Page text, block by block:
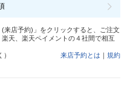
店予約)」をクリックすると、ご注文
天、楽天ペイメントの４社間で相互
来店予約とは ｜ 規約